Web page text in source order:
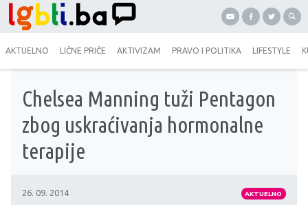
AKTUELNO LIČNE PRIČE AKTIVIZAM PRAVO I POLITIKA LIFESTYLE
Chelsea Manning tuži Pentagon
zbog uskraćivanja hormonalne
terapije
26. 09. 2014 AKTUELNO